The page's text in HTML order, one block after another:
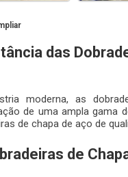
das
moderna, as
de uma ampla gama
de chapa de aço de
de